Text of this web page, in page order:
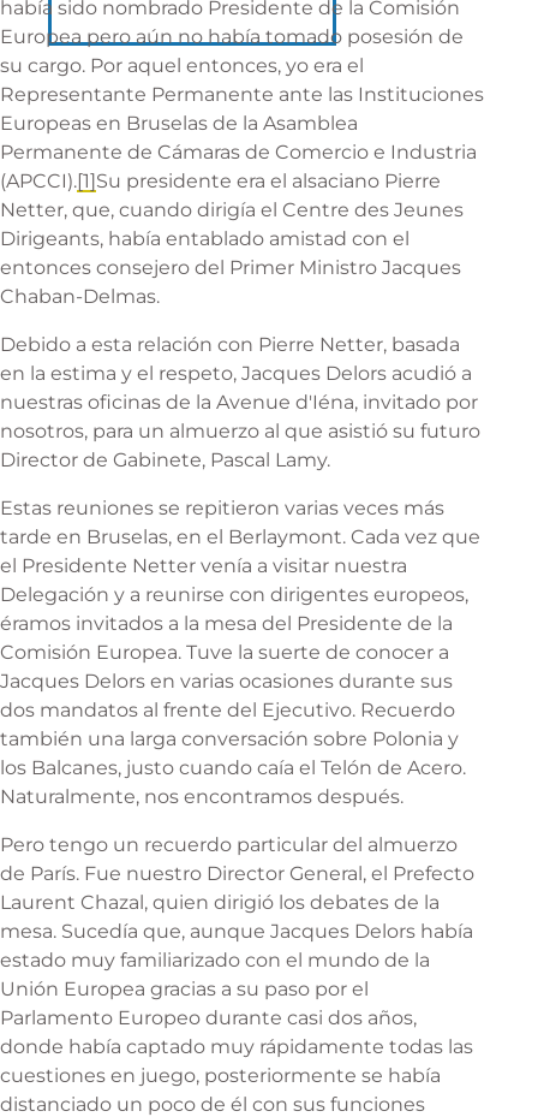
por miembros de la AJM
Homenaje a Jacques
Delors
había sido nombrado Presidente de la Comisión
Europea pero aún no había tomado posesión de
su cargo. Por aquel entonces, yo era el
Representante Permanente ante las Instituciones
Europeas en Bruselas de la Asamblea
Permanente de Cámaras de Comercio e Industria
(APCCI).[1]Su presidente era el alsaciano Pierre
Netter, que, cuando dirigía el Centre des Jeunes
Dirigeants, había entablado amistad con el
entonces consejero del Primer Ministro Jacques
Chaban-Delmas.
Debido a esta relación con Pierre Netter, basada
en la estima y el respeto, Jacques Delors acudió a
nuestras oficinas de la Avenue d'Iéna, invitado por
nosotros, para un almuerzo al que asistió su futuro
Director de Gabinete, Pascal Lamy.
Estas reuniones se repitieron varias veces más
tarde en Bruselas, en el Berlaymont. Cada vez que
el Presidente Netter venía a visitar nuestra
Delegación y a reunirse con dirigentes europeos,
éramos invitados a la mesa del Presidente de la
Comisión Europea. Tuve la suerte de conocer a
Jacques Delors en varias ocasiones durante sus
dos mandatos al frente del Ejecutivo. Recuerdo
también una larga conversación sobre Polonia y
los Balcanes, justo cuando caía el Telón de Acero.
Naturalmente, nos encontramos después.
Pero tengo un recuerdo particular del almuerzo
de París. Fue nuestro Director General, el Prefecto
Laurent Chazal, quien dirigió los debates de la
mesa. Sucedía que, aunque Jacques Delors había
estado muy familiarizado con el mundo de la
Unión Europea gracias a su paso por el
Parlamento Europeo durante casi dos años,
donde había captado muy rápidamente todas las
cuestiones en juego, posteriormente se había
distanciado un poco de él con sus funciones